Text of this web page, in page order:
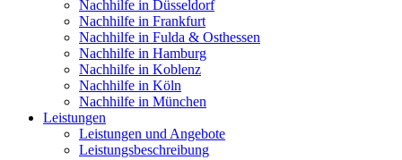
Nachhilfe in Düsseldorf
Nachhilfe in Frankfurt
Nachhilfe in Fulda & Osthessen
Nachhilfe in Hamburg
Nachhilfe in Koblenz
Nachhilfe in Köln
Nachhilfe in München
Leistungen
Leistungen und Angebote
Leistungsbeschreibung